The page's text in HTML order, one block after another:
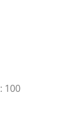
100